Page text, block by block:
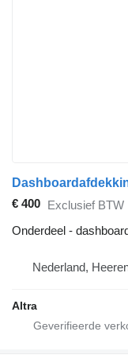
€ 400 Exclusief BTW
Onderdeel -
Nederland,
Altra